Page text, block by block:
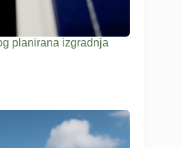
planirana izgradnja